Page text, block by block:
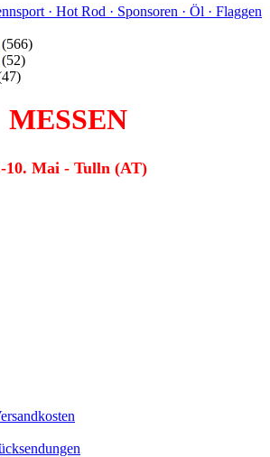
· Hot Rod · Sponsoren · Öl · Flaggen
(566)
(52)
MESSEN
10. Mai - Tulln (AT)